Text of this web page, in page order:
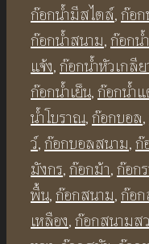
ก๊อกน้ำมีสไตล์,ก๊อก
ก๊อกน้ำสนาม,ก๊อกน้
แจ้ง,ก๊อกน้ำหัวเกลีย
ก๊อกน้ำเย็น,ก๊อกน้ำ
น้ำโบราณ,ก๊อกบอล,
ว์,ก๊อกบอลสนาม,ก๊
มังกร,ก๊อกม้า,ก๊อก
พื้น,ก๊อกสนาม,ก๊อก
เหลือง,ก๊อกสนามส